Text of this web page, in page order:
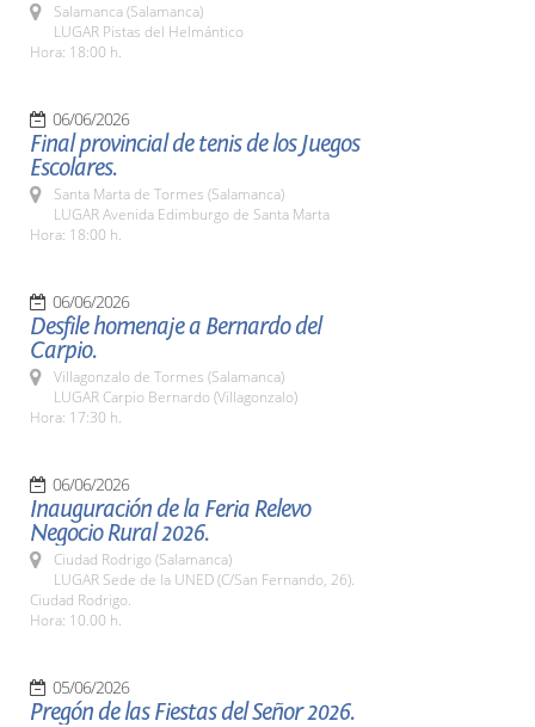
Salamanca (Salamanca)
LUGAR Pistas del Helmántico
Hora: 18:00 h.
06/06/2026
Final provincial de tenis de los Juegos
Escolares.
Santa Marta de Tormes (Salamanca)
LUGAR Avenida Edimburgo de Santa Marta
Hora: 18:00 h.
06/06/2026
Desfile homenaje a Bernardo del
Carpio.
Villagonzalo de Tormes (Salamanca)
LUGAR Carpio Bernardo (Villagonzalo)
Hora: 17:30 h.
06/06/2026
Inauguración de la Feria Relevo
Negocio Rural 2026.
Ciudad Rodrigo (Salamanca)
LUGAR Sede de la UNED (C/San Fernando, 26).
Ciudad Rodrigo.
Hora: 10.00 h.
05/06/2026
Pregón de las Fiestas del Señor 2026.